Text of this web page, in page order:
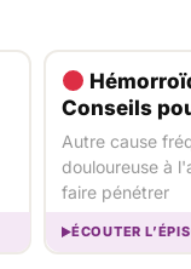
Conseils
Autre cause
douloureuse à
faire pénétrer
ÉCOUTER